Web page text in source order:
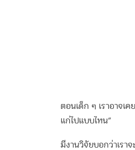
ตอนเด็ก ๆ เราอาจเค
แก่ไปแบบไหน”
มีงานวิจัยบอกว่าเรา